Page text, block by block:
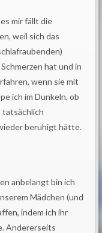
mir fällt die
weil sich das
hat und in
wenn sie mit
ich im Dunkeln, ob
beruhigt hätte.
anbelangt bin ich
Mädchen (und
indem ich ihr
Andererseits